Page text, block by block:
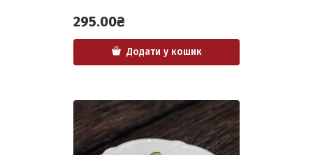
295.00₴
Додати у кошик